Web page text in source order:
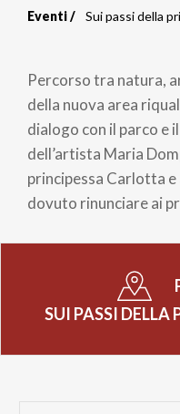
di
pane
Eventi Sui passi della
Percorso tra natura,
della nuova area
dialogo con il parco e
dell’artista Maria
principessa Carlotta e
dovuto rinunciare ai
SUI PASSI DELLA